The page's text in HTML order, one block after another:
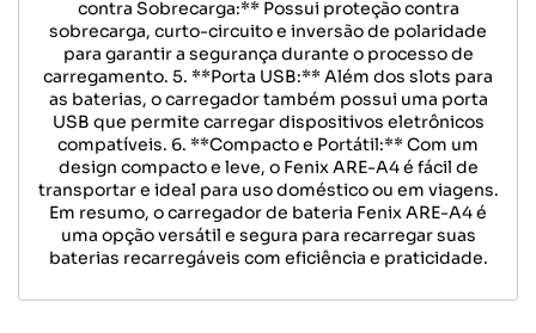
contra Sobrecarga:** Possui proteção contra
sobrecarga, curto-circuito e inversão de polaridade
para garantir a segurança durante o processo de
carregamento. 5. **Porta USB:** Além dos slots para
as baterias, o carregador também possui uma porta
USB que permite carregar dispositivos eletrônicos
compatíveis. 6. **Compacto e Portátil:** Com um
design compacto e leve, o Fenix ARE-A4 é fácil de
transportar e ideal para uso doméstico ou em viagens.
Em resumo, o carregador de bateria Fenix ARE-A4 é
uma opção versátil e segura para recarregar suas
baterias recarregáveis com eficiência e praticidade.